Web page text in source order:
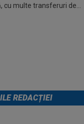
cu multe transferuri de...
REDACȚIEI